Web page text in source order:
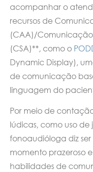
acompanhar o
recursos de
(CAA)/
(CSA)**, como o
Dynamic Display),
de comunicação
linguagem do
Por meio de
lúdicas, como uso de
fonoaudióloga diz
momento prazeroso
habilidades de